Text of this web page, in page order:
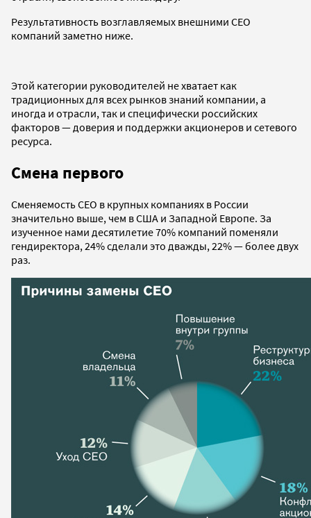
Результативность возглавляемых внешними CEO
компаний заметно ниже.
Этой категории руководителей не хватает как
традиционных для всех рынков знаний компании, а
иногда и отрасли, так и специфически российских
факторов — доверия и поддержки акционеров и сетевого
ресурса.
Смена первого
Сменяемость СЕО в крупных компаниях в России
значительно выше, чем в США и Западной Европе. За
изученное нами десятилетие 70% компаний поменяли
гендиректора, 24% сделали это дважды, 22% — более двух
раз.